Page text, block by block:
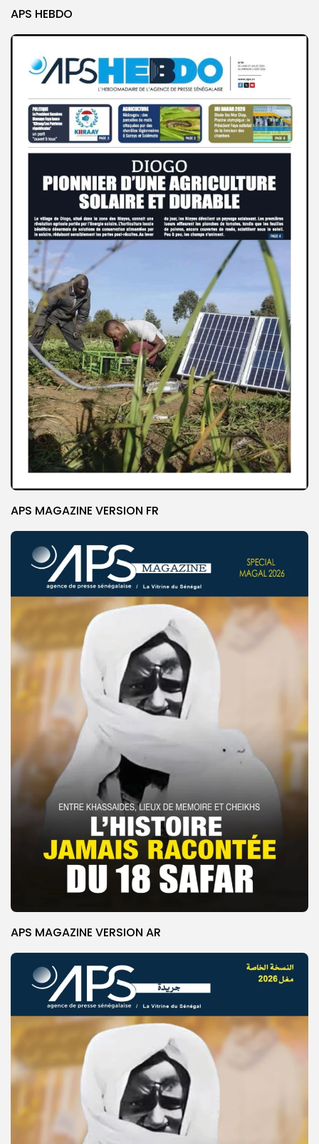
APS HEBDO
APS MAGAZINE VERSION FR
APS MAGAZINE VERSION AR